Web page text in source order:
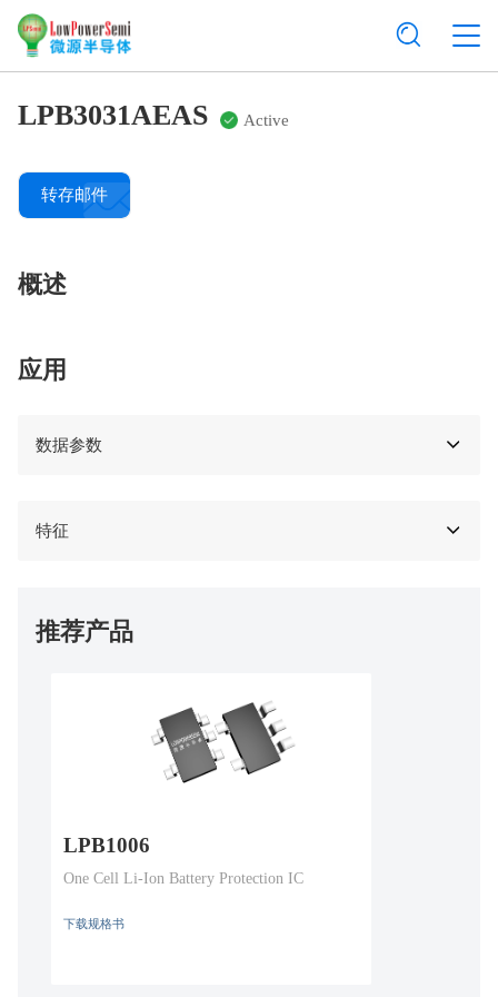
LPB3031AEAS Active
转存邮件
概述
应用
数据参数
特征
推荐产品
LPB1006
One Cell Li-Ion Battery Protection IC
下载规格书